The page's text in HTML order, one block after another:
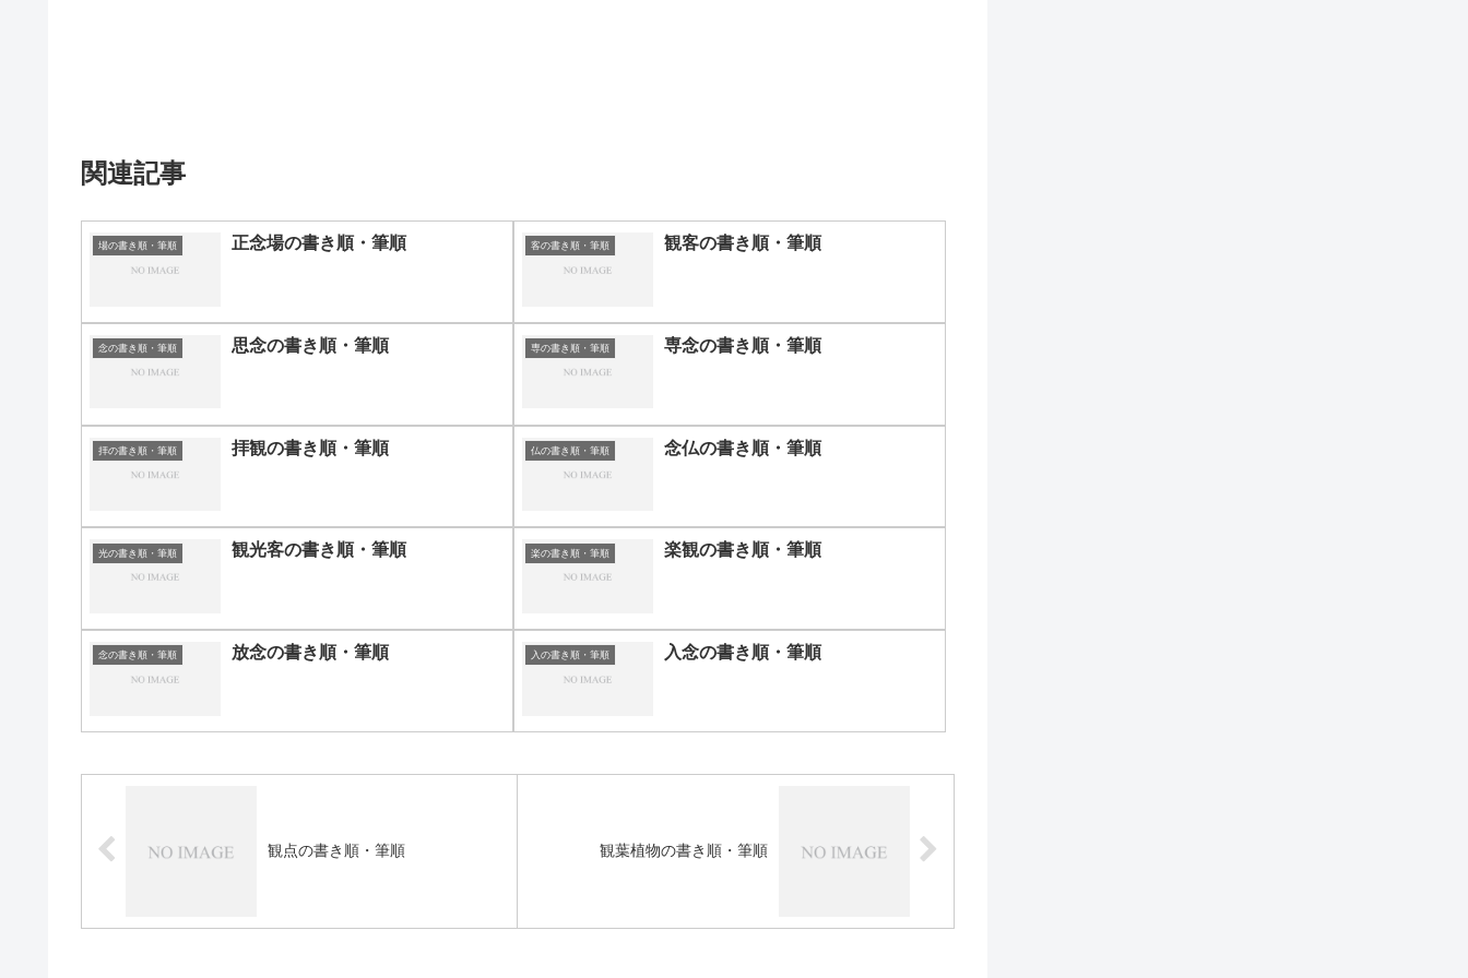
関連記事
場の書き順・筆順 正念場の書き順・筆順 客の書き順・筆順 観客の書き順・筆順
念の書き順・筆順 思念の書き順・筆順 専の書き順・筆順 専念の書き順・筆順
拝の書き順・筆順 拝観の書き順・筆順 仏の書き順・筆順 念仏の書き順・筆順
光の書き順・筆順 観光客の書き順・筆順 楽の書き順・筆順 楽観の書き順・筆順
念の書き順・筆順 放念の書き順・筆順 入の書き順・筆順 入念の書き順・筆順
観点の書き順・筆順 観葉植物の書き順・筆順